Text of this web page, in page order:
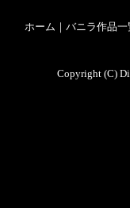
ホーム ｜ バニラ作品一
Copyright (C)